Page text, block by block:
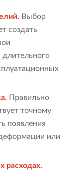
Выбор
создать
длительного
Правильно
точному
появления
или
расходах.